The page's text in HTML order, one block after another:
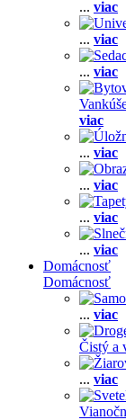
... viac
... viac
... viac
viac
... viac
... viac
... viac
... viac
Domácnosť
Domácnosť
... viac
Čistý a
... viac